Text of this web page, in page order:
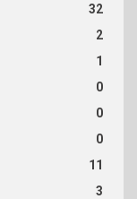
32
2
1
0
0
0
11
3